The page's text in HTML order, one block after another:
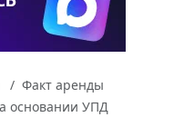
Факт аренды
основании УПД